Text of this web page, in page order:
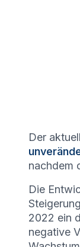
Der
nachdem
Die
2022 ein
negative